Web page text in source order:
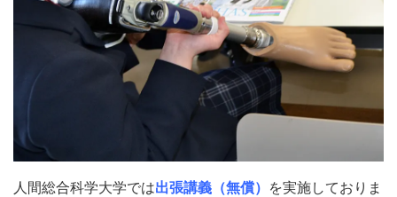
人間総合科学大学では出張講義（無償） を実施しておりま